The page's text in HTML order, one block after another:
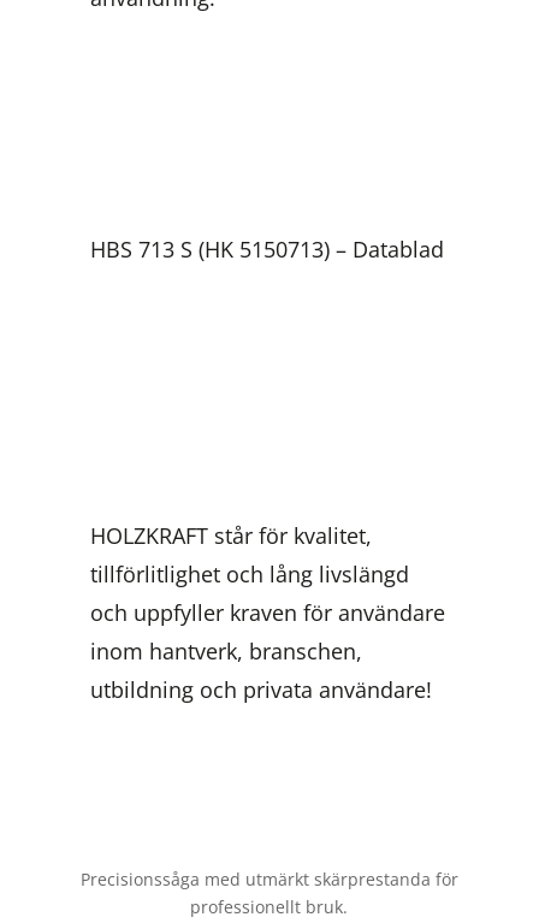
HBS 713 S (HK 5150713) – Datablad
HOLZKRAFT står för kvalitet,
tillförlitlighet och lång livslängd
och uppfyller kraven för användare
inom hantverk, branschen,
utbildning och privata användare!
Precisionssåga med utmärkt skärprestanda för
professionellt bruk.